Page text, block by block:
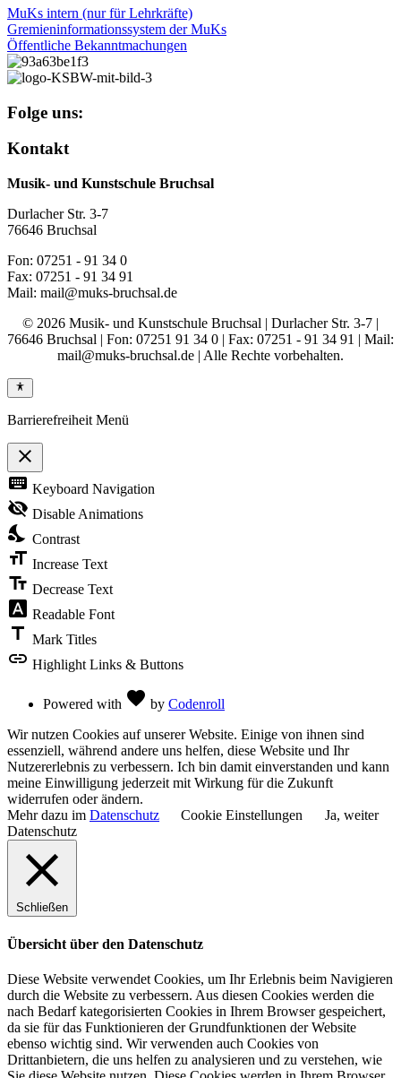
MuKs intern (nur für Lehrkräfte)
Gremieninformationssystem der MuKs
Öffentliche Bekanntmachungen
Folge uns:
Kontakt
Musik- und Kunstschule Bruchsal
Durlacher Str. 3-7
76646 Bruchsal
Fon: 07251 - 91 34 0
Fax: 07251 - 91 34 91
Mail: mail@muks-bruchsal.de
© 2026 Musik- und Kunstschule Bruchsal | Durlacher Str. 3-7 |
76646 Bruchsal | Fon: 07251 91 34 0 | Fax: 07251 - 91 34 91 | Mail:
mail@muks-bruchsal.de | Alle Rechte vorbehalten.
Barrierefreiheit Menü
close
Toggle
the
visibility
of
Accessibility
Toolbar
keyboard Keyboard Navigation
visibility_off Disable Animations
nights_stay Contrast
format_size Increase Text
text_fields Decrease Text
font_download Readable Font
title Mark Titles
link Highlight Links & Buttons
Powered with favorite by Codenroll
Wir nutzen Cookies auf unserer Website. Einige von ihnen sind
essenziell, während andere uns helfen, diese Website und Ihr
Nutzererlebnis zu verbessern. Ich bin damit einverstanden und kann
meine Einwilligung jederzeit mit Wirkung für die Zukunft
widerrufen oder ändern.
Mehr dazu im Datenschutz Cookie Einstellungen
Ja, weiter
Datenschutz
Schließen
Übersicht über den Datenschutz
Diese Website verwendet Cookies, um Ihr Erlebnis beim Navigieren
durch die Website zu verbessern. Aus diesen Cookies werden die
nach Bedarf kategorisierten Cookies in Ihrem Browser gespeichert,
da sie für das Funktionieren der Grundfunktionen der Website
ebenso wichtig sind. Wir verwenden auch Cookies von
Drittanbietern, die uns helfen zu analysieren und zu verstehen, wie